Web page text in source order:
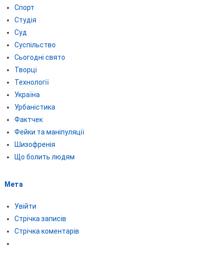
Спорт
Студія
Суд
Суспільство
Сьогодні свято
Творці
Технології
Україна
Урбаністика
Фактчек
Фейки та маніпуляції
Шизофренія
Що болить людям
Мета
Увійти
Стрічка записів
Стрічка коментарів